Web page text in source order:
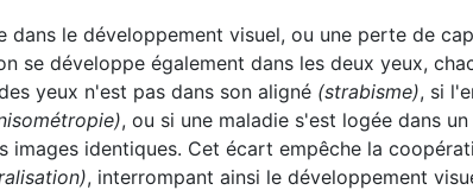
dans le développement visuel, ou une perte de
se développe également dans les deux yeux,
yeux n'est pas dans son aligné (strabisme), si
, ou si une maladie s'est logée dans
images identiques. Cet écart empêche la
, interrompant ainsi le développement